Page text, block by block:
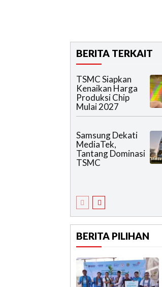
BERITA TERKAIT
TSMC Siapkan
Kenaikan Harga
Produksi Chip
Mulai 2027
Samsung Dekati
MediaTek,
Tantang Dominasi
TSMC
BERITA PILIHAN